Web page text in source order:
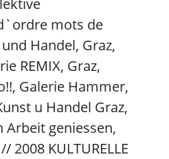
mots de
Handel, Graz,
REMIX, Graz,
Galerie Hammer,
u Handel Graz,
Arbeit geniessen,
2008 KULTURELLE